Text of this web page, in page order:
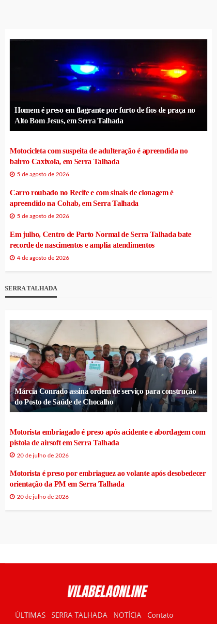
Homem é preso em flagrante por furto de fios de praça no
Alto Bom Jesus, em Serra Talhada
Motocicleta com suspeita de adulteração é apreendida no
bairro Caxixola, em Serra Talhada
5 de agosto de 2026
Carro roubado no Recife e com sinais de clonagem é
apreendido na Cohab, em Serra Talhada
5 de agosto de 2026
Em julho, Centro de Parto Normal de Serra Talhada bate
recorde de nascimentos e amplia atendimentos
4 de agosto de 2026
SERRA TALHADA
Márcia Conrado assina ordem de serviço para construção
do Posto de Saúde de Chocalho
Motorista embriagado é preso após acidente e abordagem com
pistola de airsoft em Serra Talhada
20 de julho de 2026
Motorista é preso por embriaguez ao volante após desobedecer
orientação da PM em Serra Talhada
20 de julho de 2026
ÚLTIMAS SERRA TALHADA NOTÍCIA Contato